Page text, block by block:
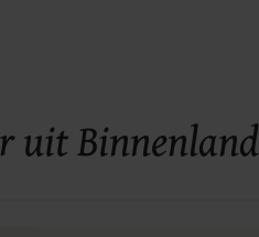
uit Binnenland